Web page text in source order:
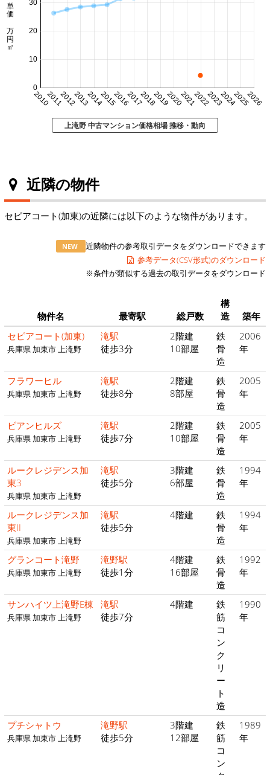
20102011201220132014201520162017201820192020202120222023202420252026
0
10
20
30
㎡単価 万円/㎡
上滝野 中古マンション価格相場 推移・動向
近隣の物件
セピアコート(加東)の近隣には以下のような物件があります。
NEW
近隣物件の参考取引データをダウンロードできます
参考データ(CSV形式)のダウンロード
※条件が類似する過去の取引データをダウンロード
物件名 最寄駅 総戸数
構
造
築年
セピアコート(加東)
兵庫県 加東市 上滝野
滝駅
徒歩3分
2階建
10部屋
鉄
骨
造
2006
年
フラワーヒル
兵庫県 加東市 上滝野
滝駅
徒歩8分
2階建
8部屋
鉄
骨
造
2005
年
ビアンヒルズ
兵庫県 加東市 上滝野
滝駅
徒歩7分
2階建
10部屋
鉄
骨
造
2005
年
ルークレジデンス加
東3
兵庫県 加東市 上滝野
滝駅
徒歩5分
3階建
6部屋
鉄
骨
造
1994
年
ルークレジデンス加
東II
兵庫県 加東市 上滝野
滝駅
徒歩5分
4階建
鉄
骨
造
1994
年
グランコート滝野
兵庫県 加東市 上滝野
滝野駅
徒歩1分
4階建
16部屋
鉄
骨
造
1992
年
サンハイツ上滝野E棟
兵庫県 加東市 上滝野
滝駅
徒歩7分
4階建
鉄
筋
コ
ン
ク
リ
ー
ト
造
1990
年
プチシャトウ
兵庫県 加東市 上滝野
滝野駅
徒歩5分
3階建
12部屋
鉄
筋
コ
ン
1989
年